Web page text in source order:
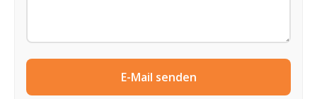
E-Mail senden